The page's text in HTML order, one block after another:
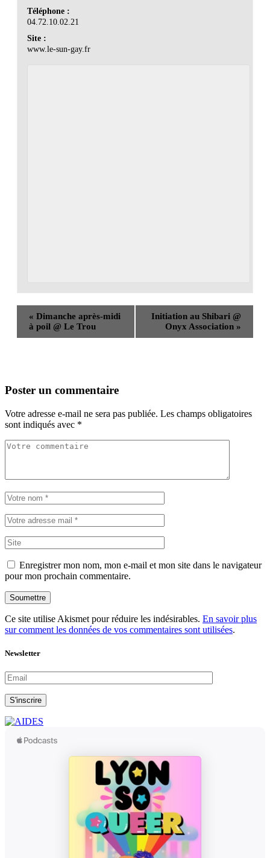
Téléphone :
04.72.10.02.21
Site :
www.le-sun-gay.fr
« Dimanche après-midi
à poil @ Le Trou
Initiation au Shibari @
Onyx Association »
Poster un commentaire
Votre adresse e-mail ne sera pas publiée. Les champs obligatoires
sont indiqués avec *
Enregistrer mon nom, mon e-mail et mon site dans le navigateur
pour mon prochain commentaire.
Soumettre
Ce site utilise Akismet pour réduire les indésirables. En savoir plus
sur comment les données de vos commentaires sont utilisées.
Newsletter
S'inscrire